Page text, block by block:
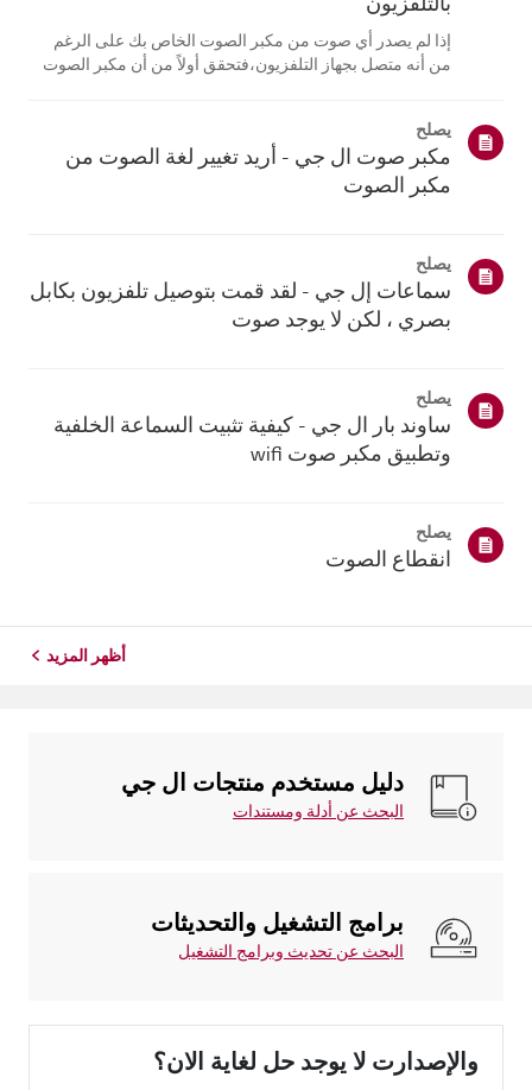
إذا لم يصدر أي صوت من مكبر الصوت الخاص بك على الرغم
من أنه متصل بجهاز التلفزيون،فتحقق أولاً من أن مكبر الصوت
من الكابلات (HDMI أو بصر...
يصلح
مكبر صوت ال جي - أريد تغيير لغة الصوت من
مكبر الصوت
يصلح
سماعات إل جي - لقد قمت بتوصيل تلفزيون بكابل
بصري ، لكن لا يوجد صوت
يصلح
ساوند بار ال جي - كيفية تثبيت السماعة الخلفية
وتطبيق مكبر صوت wifi
يصلح
انقطاع الصوت
أظهر المزيد
دليل مستخدم منتجات ال جي
البحث عن أدلة ومستندات
برامج التشغيل والتحديثات
البحث عن تحديث وبرامج التشغيل
والإصدارت لا يوجد حل لغاية الان؟